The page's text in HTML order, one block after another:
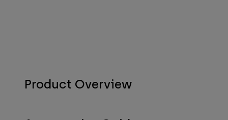
Product Overview